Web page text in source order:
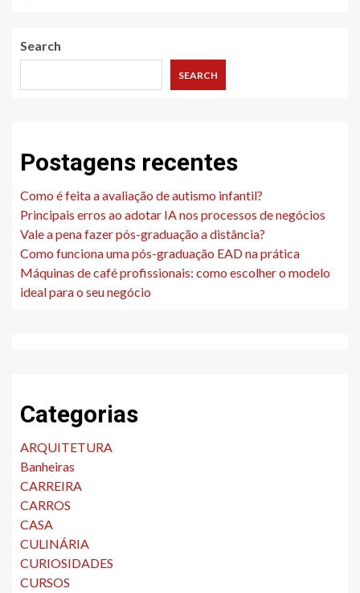
Search
SEARCH
Postagens recentes
Como é feita a avaliação de autismo infantil?
Principais erros ao adotar IA nos processos de negócios
Vale a pena fazer pós-graduação a distância?
Como funciona uma pós-graduação EAD na prática
Máquinas de café profissionais: como escolher o modelo
ideal para o seu negócio
Categorias
ARQUITETURA
Banheiras
CARREIRA
CARROS
CASA
CULINÁRIA
CURIOSIDADES
CURSOS